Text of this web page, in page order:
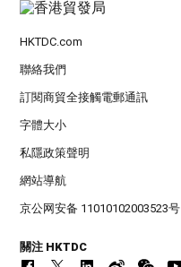
HKTDC.com
聯絡我們
訂閱商貿全接觸電郵通訊
字體大小
私隱政策聲明
網站導航
京公网安备 11010102003523号
關注 HKTDC